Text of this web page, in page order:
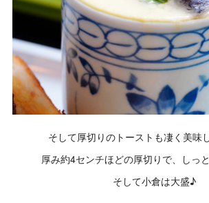
そして厚切りのトーストも凄く美味
厚み約4センチほどの厚切りで、しっ
そして小倉は大盛♪